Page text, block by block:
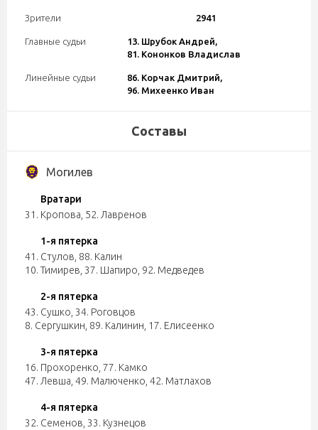
Зрители 2941
Главные судьи
13. Шрубок Андрей,
81. Кононков Владислав
Линейные судьи
86. Корчак Дмитрий,
96. Михеенко Иван
Составы
Могилев
Вратари
31. Кропова 52. Лавренов
1-я пятерка
41. Стулов 88. Калин
10. Тимирев 37. Шапиро 92. Медведев
2-я пятерка
43. Сушко 34. Роговцов
8. Сергушкин 89. Калинин 17. Елисеенко
3-я пятерка
16. Прохоренко 77. Камко
47. Левша 49. Малюченко 42. Матлахов
4-я пятерка
32. Семенов 33. Кузнецов